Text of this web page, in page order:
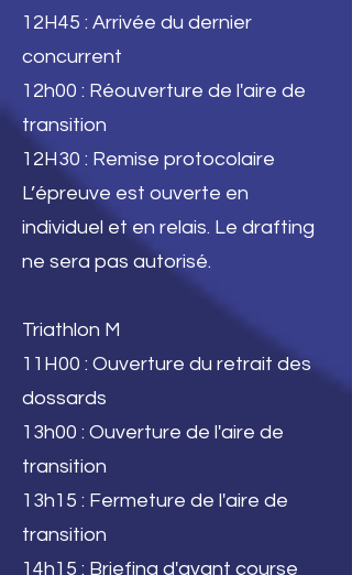
12H45 : Arrivée du dernier
concurrent
12h00 : Réouverture de l'aire de
transition
12H30 : Remise protocolaire
L’épreuve est ouverte en
individuel et en relais. Le drafting
ne sera pas autorisé.
Triathlon M
11H00 : Ouverture du retrait des
dossards
13h00 : Ouverture de l'aire de
transition
13h15 : Fermeture de l'aire de
transition
14h15 : Briefing d'avant course